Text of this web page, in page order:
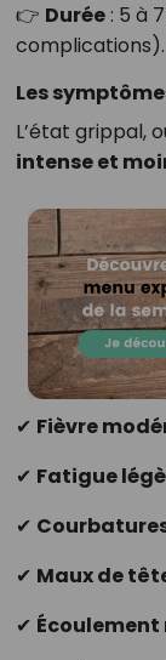
👉 Durée: 5 à
complications).
Les
L’état grippal,
intense et
✔ Fièvre
✔ Fatigue
✔
✔ Maux de
✔